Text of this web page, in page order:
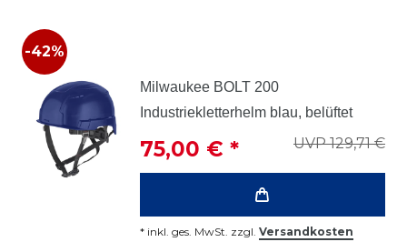
-42%
Milwaukee BOLT 200
Industriekletterhelm blau, belüftet
UVP 129,71 €
75,00 € *
* inkl. ges. MwSt. zzgl. Versandkosten